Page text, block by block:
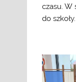
czasu. W
do szkoły.